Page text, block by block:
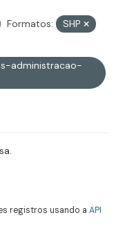
Formatos:
SHP
administracao-
registros usando a API